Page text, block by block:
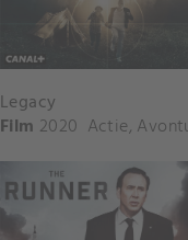
Legacy
Film 2020 Actie,